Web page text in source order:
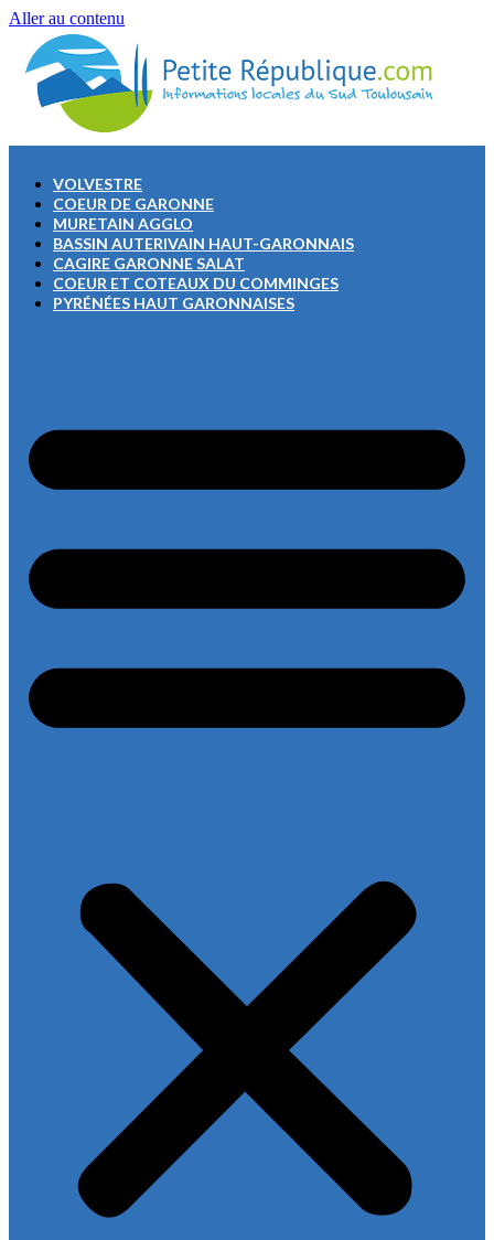
Aller au contenu
VOLVESTRE
COEUR DE GARONNE
MURETAIN AGGLO
BASSIN AUTERIVAIN HAUT-GARONNAIS
CAGIRE GARONNE SALAT
COEUR ET COTEAUX DU COMMINGES
PYRÉNÉES HAUT GARONNAISES